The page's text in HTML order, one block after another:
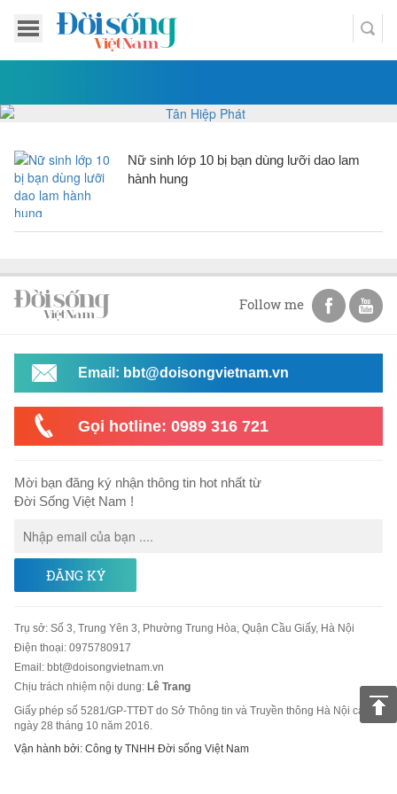
Nữ sinh lớp 10 bị bạn dùng lưỡi dao lam
hành hung
Follow me
Email: bbt@doisongvietnam.vn
Gọi hotline: 0989 316 721
Mời bạn đăng ký nhận thông tin hot nhất từ
Đời Sống Việt Nam !
ĐĂNG KÝ
Trụ sở: Số 3, Trung Yên 3, Phường Trung Hòa, Quận Cầu Giấy, Hà Nội
Điện thoại: 0975780917
Email : bbt@doisongvietnam.vn
Chịu trách nhiệm nội dung: Lê Trang
Giấy phép số 5281/GP-TTĐT do Sở Thông tin và Truyền thông Hà Nội cấp
ngày 28 tháng 10 năm 2016.
Vận hành bởi: Công ty TNHH Đời sống Việt Nam